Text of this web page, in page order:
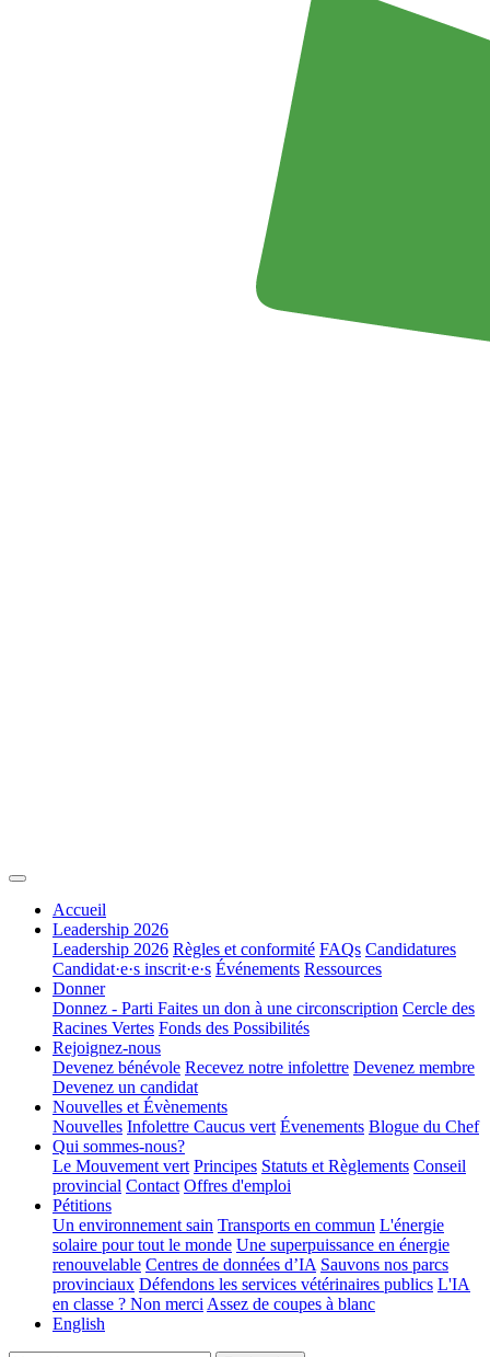
Accueil
Leadership 2026
Leadership 2026 Règles et conformité FAQs Candidatures
Candidat·e·s inscrit·e·s Événements Ressources
Donner
Donnez - Parti Faites un don à une circonscription Cercle des
Racines Vertes Fonds des Possibilités
Rejoignez-nous
Devenez bénévole Recevez notre infolettre Devenez membre
Devenez un candidat
Nouvelles et Évènements
Nouvelles Infolettre Caucus vert Évenements Blogue du Chef
Qui sommes-nous?
Le Mouvement vert Principes Statuts et Règlements Conseil
provincial Contact Offres d'emploi
Pétitions
Un environnement sain Transports en commun L'énergie
solaire pour tout le monde Une superpuissance en énergie
renouvelable Centres de données d’IA Sauvons nos parcs
provinciaux Défendons les services vétérinaires publics L'IA
en classe ? Non merci Assez de coupes à blanc
English